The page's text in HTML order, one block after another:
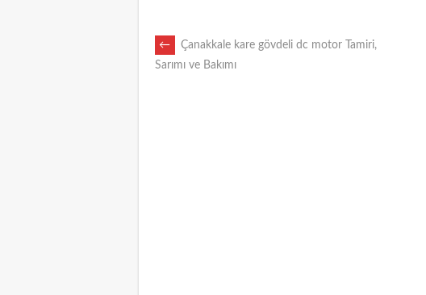
POST
←
Çanakkale kare gövdeli dc motor Tamiri,
Sarımı ve Bakımı